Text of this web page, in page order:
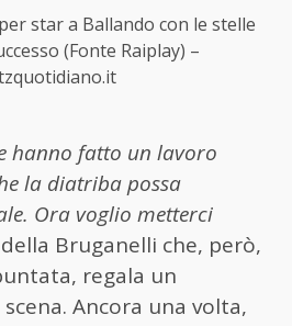
star a Ballando con le stelle
(Fonte Raiplay) –
hanno fatto un lavoro
la diatriba possa
Ora voglio metterci
Bruganelli che, però,
regala un
Ancora una volta,